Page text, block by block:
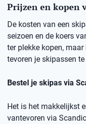
Prijzen en kopen
De kosten van een
seizoen en de koers
ter plekke kopen,
tevoren je skipassen te
Bestel je skipas via
Het is het makkelijkst
vantevoren via